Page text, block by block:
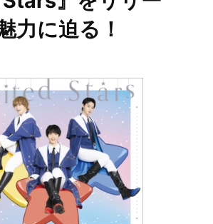
力に迫る！